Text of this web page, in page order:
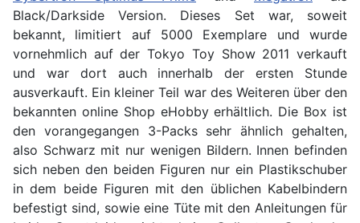
Black/Darkside Version. Dieses Set war, soweit
bekannt, limitiert auf 5000 Exemplare und wurde
vornehmlich auf der Tokyo Toy Show 2011 verkauft
und war dort auch innerhalb der ersten Stunde
ausverkauft. Ein kleiner Teil war des Weiteren über den
bekannten online Shop eHobby erhältlich. Die Box ist
den vorangegangen 3-Packs sehr ähnlich gehalten,
also Schwarz mit nur wenigen Bildern. Innen befinden
sich neben den beiden Figuren nur ein Plastikschuber
in dem beide Figuren mit den üblichen Kabelbindern
befestigt sind, sowie eine Tüte mit den Anleitungen für